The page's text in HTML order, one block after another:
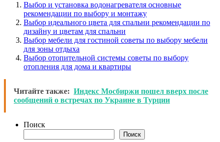
Выбор и установка водонагревателя основные
рекомендации по выбору и монтажу
Выбор идеального цвета для спальни рекомендации по
дизайну и цветам для спальни
Выбор мебели для гостиной советы по выбору мебели
для зоны отдыха
Выбор отопительной системы советы по выбору
отопления для дома и квартиры
Читайте также: Индекс Мосбиржи пошел вверх после
сообщений о встречах по Украине в Турции
Поиск
Поиск